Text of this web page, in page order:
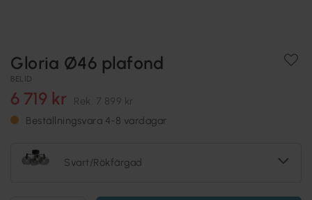
Gloria Ø46 plafond
BELID
6 719 kr Rek. 7 899 kr
Beställningsvara 4-8 vardagar
Svart/Rökfärgad